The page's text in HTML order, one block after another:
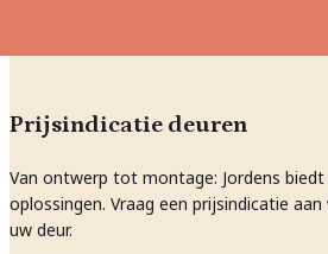
Onze specialisten vertellen u de exacte
Prijsindicatie deuren
Van ontwerp tot montage: Jordens
oplossingen. Vraag een prijsindicatie
uw deur.